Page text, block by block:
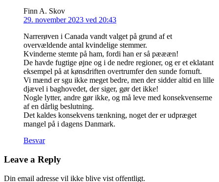
Finn A. Skov
29. november 2023 ved 20:43
Narrerøven i Canada vandt valget på grund af et
overvældende antal kvindelige stemmer.
Kvinderne stemte på ham, fordi han er så pæææn!
De havde fugtige øjne og i de nedre regioner, og er et eklatant
eksempel på at kønsdriften overtrumfer den sunde fornuft.
Vi mænd er sgu ikke meget bedre, men der sidder altid en lille
djævel i baghovedet, der siger, gør det ikke!
Nogle lytter, andre gør ikke, og må leve med konsekvenserne
af en dårlig beslutning.
Det kaldes konsekvens tænkning, noget der er udpræget
mangel på i dagens Danmark.
Besvar
Leave a Reply
Din email adresse vil ikke blive vist offentligt.